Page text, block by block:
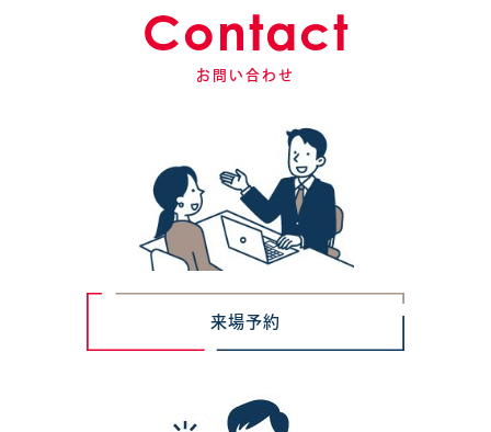
Contact
お問い合わせ
来場予約